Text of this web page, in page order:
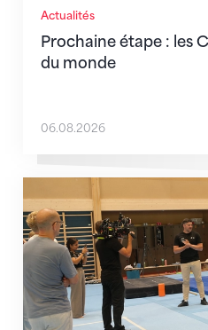
Actualités
Prochaine étape : les
du monde
06.08.2026
En route pour Zagreb